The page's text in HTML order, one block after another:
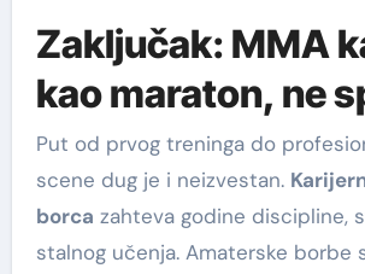
Zaključak: MMA
kao maraton, ne
Put od prvog treninga do
scene dug je i neizvestan.
borca zahteva godine discipline,
stalnog učenja. Amaterske borbe